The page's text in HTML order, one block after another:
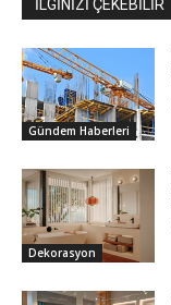
İLGİNİZİ ÇEKEBİLİR
Gündem Haberleri
Dekorasyon